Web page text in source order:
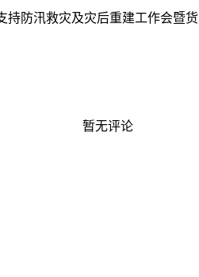
持防汛救灾及灾后重建工作会暨
暂无评论